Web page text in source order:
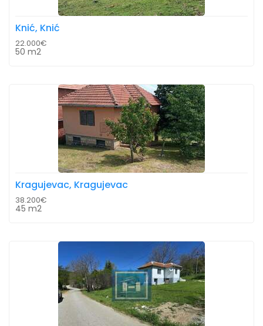
Knić, Knić
22.000€
50 m2
Kragujevac, Kragujevac
38.200€
45 m2